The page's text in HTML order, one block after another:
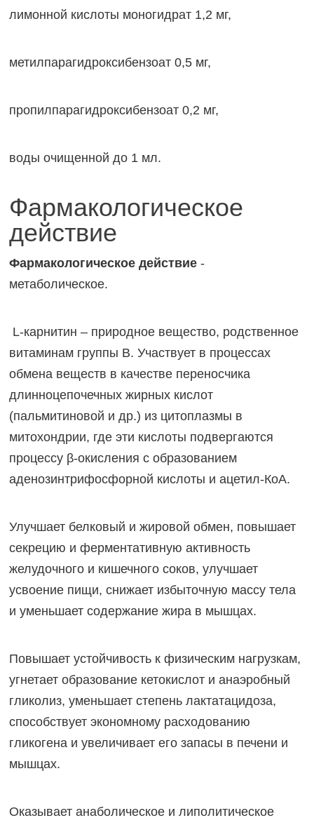
лимонной кислоты моногидрат 1,2 мг,
метилпарагидроксибензоат 0,5 мг,
пропилпарагидроксибензоат 0,2 мг,
воды очищенной до 1 мл.
Фармакологическое
действие
Фармакологическое действие -
метаболическое.
L-карнитин – природное вещество, родственное
витаминам группы В. Участвует в процессах
обмена веществ в качестве переносчика
длинноцепочечных жирных кислот
(пальмитиновой и др.) из цитоплазмы в
митохондрии, где эти кислоты подвергаются
процессу β-окисления с образованием
аденозинтрифосфорной кислоты и ацетил-КоА.
Улучшает белковый и жировой обмен, повышает
секрецию и ферментативную активность
желудочного и кишечного соков, улучшает
усвоение пищи, снижает избыточную массу тела
и уменьшает содержание жира в мышцах.
Повышает устойчивость к физическим нагрузкам,
угнетает образование кетокислот и анаэробный
гликолиз, уменьшает степень лактатацидоза,
способствует экономному расходованию
гликогена и увеличивает его запасы в печени и
мышцах.
Оказывает анаболическое и липолитическое